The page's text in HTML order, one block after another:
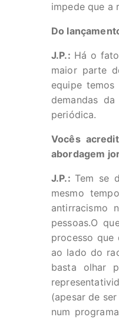
impede que a
Do
J.P.: Há o
maior parte
equipe
demandas
periódica.
Vocês
abordagem
J.P.: Tem se
mesmo
antirracismo
pessoas.O
processo que
ao lado do
basta olhar
(apesar de
num